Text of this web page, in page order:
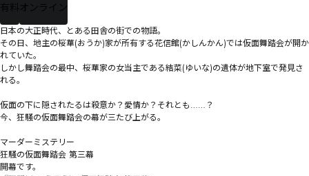
有料 オンライン
日本の大正時代、とある田舎の街での物語。
その日、地主の桜華(おうか)家が所有する花信館(かしんかん)では仮面舞踏会が開か
れていた。
しかし舞踏会の最中、桜華家の女当主である結菜(ゆいな)の遺体が地下室で発見さ
れる。
仮面の下に隠されたるは殺意か？愛情か？それとも……？
今、狂騒の仮面舞踏会の幕が三たび上がる。
マーダーミステリー
狂騒の仮面舞踏会 第三幕
開幕です。